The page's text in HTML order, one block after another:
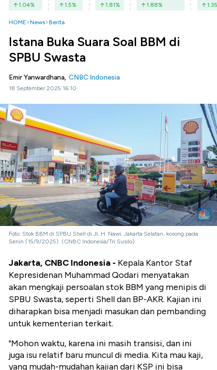
1.04% 1.5% 1.81% 1.88% 1.35
HOME News Berita
Istana Buka Suara Soal BBM di
SPBU Swasta
Emir Yanwardhana, CNBC Indonesia
18 September 2025 16:10
Foto: Stok BBM di SPBU Shell di Jl. H. Nawi. Jakarta Selatan, kosong pada
Senin (15/9/2025). (CNBC Indonesia/Tri Susilo)
Jakarta, CNBC Indonesia - Kepala Kantor Staf
Kepresidenan Muhammad Qodari menyatakan
akan mengkaji persoalan stok BBM yang menipis di
SPBU Swasta, seperti Shell dan BP-AKR. Kajian ini
diharapkan bisa menjadi masukan dan pembanding
untuk kementerian terkait.
"Mohon waktu, karena ini masih transisi, dan ini
juga isu relatif baru muncul di media. Kita mau kaji,
yang mudah-mudahan kajian dari KSP ini bisa